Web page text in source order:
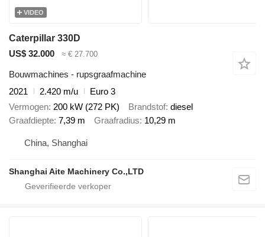
VIDEO
Caterpillar 330D
US$ 32.000
≈ € 27.700
Bouwmachines - rupsgraafmachine
2021
2.420 m/u
Euro 3
Vermogen 200 kW (272 PK) Brandstof diesel
Graafdiepte 7,39 m Graafradius 10,29 m
China, Shanghai
Shanghai Aite Machinery Co.,LTD